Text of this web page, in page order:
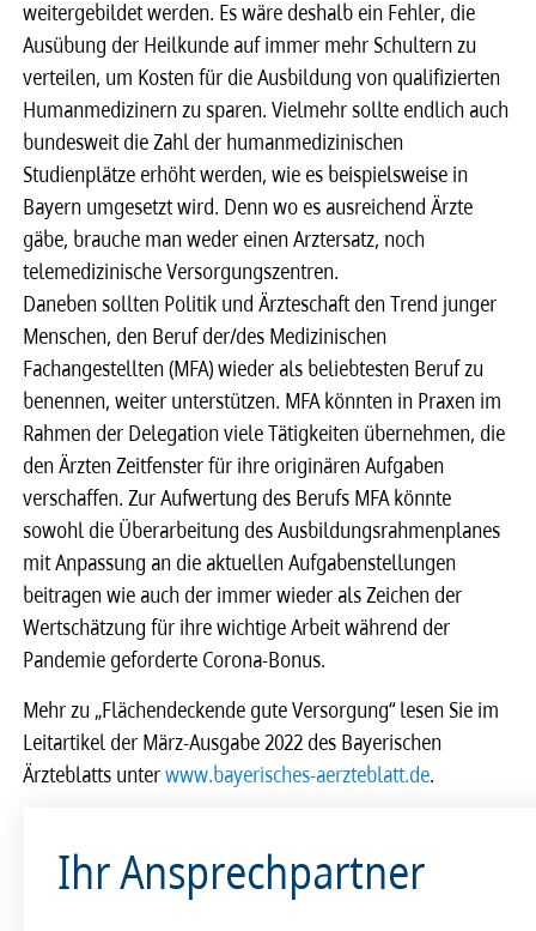
weitergebildet werden. Es wäre deshalb ein Fehler, die
Ausübung der Heilkunde auf immer mehr Schultern zu
verteilen, um Kosten für die Ausbildung von qualifizierten
Humanmedizinern zu sparen. Vielmehr sollte endlich auch
bundesweit die Zahl der humanmedizinischen
Studienplätze erhöht werden, wie es beispielsweise in
Bayern umgesetzt wird. Denn wo es ausreichend Ärzte
gäbe, brauche man weder einen Arztersatz, noch
telemedizinische Versorgungszentren.
Daneben sollten Politik und Ärzteschaft den Trend junger
Menschen, den Beruf der/des Medizinischen
Fachangestellten (MFA) wieder als beliebtesten Beruf zu
benennen, weiter unterstützen. MFA könnten in Praxen im
Rahmen der Delegation viele Tätigkeiten übernehmen, die
den Ärzten Zeitfenster für ihre originären Aufgaben
verschaffen. Zur Aufwertung des Berufs MFA könnte
sowohl die Überarbeitung des Ausbildungsrahmenplanes
mit Anpassung an die aktuellen Aufgabenstellungen
beitragen wie auch der immer wieder als Zeichen der
Wertschätzung für ihre wichtige Arbeit während der
Pandemie geforderte Corona-Bonus.
Mehr zu „Flächendeckende gute Versorgung“ lesen Sie im
Leitartikel der März-Ausgabe 2022 des Bayerischen
Ärzteblatts unterwww.bayerisches-aerzteblatt.de.
Ihr Ansprechpartner